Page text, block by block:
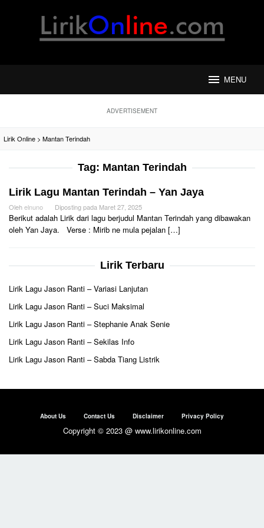
MENU
ADVERTISEMENT
Lirik Online > Mantan Terindah
Tag: Mantan Terindah
Lirik Lagu Mantan Terindah – Yan Jaya
Olehelnuno Diposting pada Maret 27, 2025
Berikut adalah Lirik dari lagu berjudul Mantan Terindah yang dibawakan
oleh Yan Jaya. Verse : Mirib ne mula pejalan […]
Lirik Terbaru
Lirik Lagu Jason Ranti – Variasi Lanjutan
Lirik Lagu Jason Ranti – Suci Maksimal
Lirik Lagu Jason Ranti – Stephanie Anak Senie
Lirik Lagu Jason Ranti – Sekilas Info
Lirik Lagu Jason Ranti – Sabda Tiang Listrik
About Us Contact Us Disclaimer Privacy Policy
Copyright © 2023 @ www.lirikonline.com